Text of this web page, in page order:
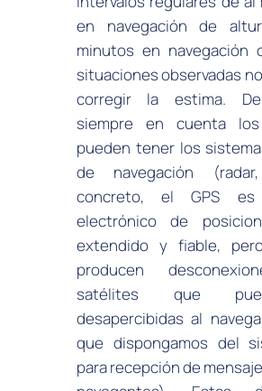
en navegación de
minutos en navegación
situaciones observadas
corregir la estima.
siempre en cuenta
pueden tener los
de navegación
concreto, el GPS
electrónico de
extendido y fiable,
producen
satélites que
desapercibidas al
que dispongamos del
para recepción de